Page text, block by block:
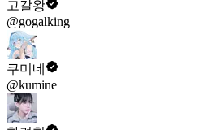
고갈왕
@gogalking
쿠미네
@kumine